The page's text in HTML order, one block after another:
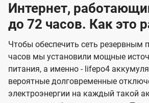
Интернет,
до 72 часов. Как это
Чтобы обеспечить сеть резервным
часов мы установили мощные
питания, а именно - lifepo4
вероятные долговременные
электроэнергии на каждый такой